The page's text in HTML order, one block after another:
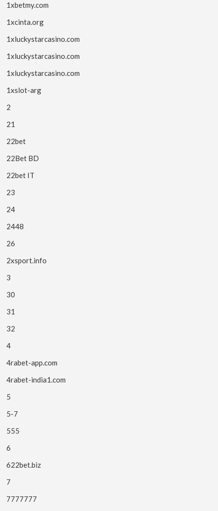
1xbetmy.com
1xcinta.org
1xluckystarcasino.com
1xluckystarcasino.com
1xluckystarcasino.com
1xslot-arg
2
21
22bet
22Bet BD
22bet IT
23
24
2448
26
2xsport.info
3
30
31
32
4
4rabet-app.com
4rabet-india1.com
5
5-7
555
6
622bet.biz
7
7777777